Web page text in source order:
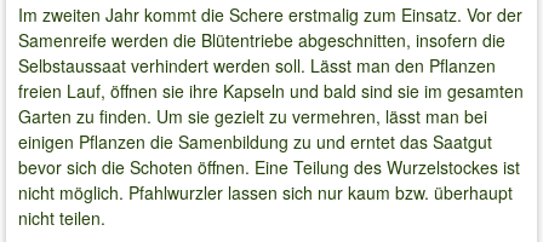
Im zweiten Jahr kommt die Schere erstmalig zum Einsatz. Vor der
Samenreife werden die Blütentriebe abgeschnitten, insofern die
Selbstaussaat verhindert werden soll. Lässt man den Pflanzen
freien Lauf, öffnen sie ihre Kapseln und bald sind sie im gesamten
Garten zu finden. Um sie gezielt zu vermehren, lässt man bei
einigen Pflanzen die Samenbildung zu und erntet das Saatgut
bevor sich die Schoten öffnen. Eine Teilung des Wurzelstockes ist
nicht möglich. Pfahlwurzler lassen sich nur kaum bzw. überhaupt
nicht teilen.